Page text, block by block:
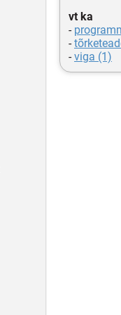
vt ka
-
-
-viga (1)